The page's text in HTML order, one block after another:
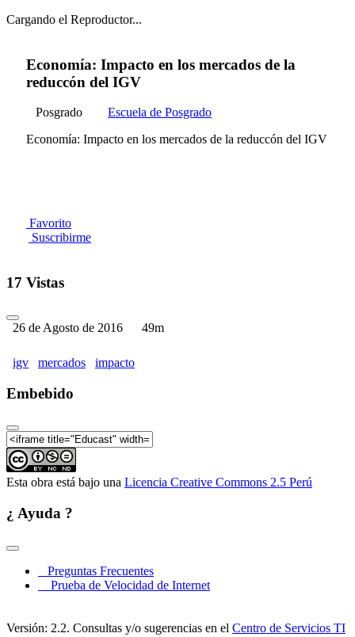
Cargando el Reproductor...
Economía: Impacto en los mercados de la
reduccón del IGV
Posgrado
Escuela de Posgrado
Economía: Impacto en los mercados de la reduccón del IGV
Favorito
Suscribirme
17 Vistas
26 de Agosto de 2016 49m
igv mercados impacto
Embebido
Esta obra está bajo una Licencia Creative Commons 2.5 Perú
¿ Ayuda ?
Preguntas Frecuentes
Prueba de Velocidad de Internet
Versión: 2.2. Consultas y/o sugerencias en el Centro de Servicios TI